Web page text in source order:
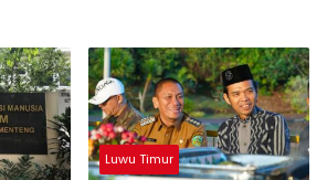
Luwu Timur